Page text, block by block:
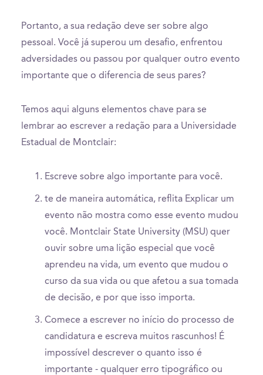
Portanto, a sua redação deve ser sobre algo
pessoal. Você já superou um desafio, enfrentou
adversidades ou passou por qualquer outro evento
importante que o diferencia de seus pares?
Temos aqui alguns elementos chave para se
lembrar ao escrever a redação para a Universidade
Estadual de Montclair:
Escreve sobre algo importante para você.
te de maneira automática, reflita Explicar um
evento não mostra como esse evento mudou
você. Montclair State University (MSU) quer
ouvir sobre uma lição especial que você
aprendeu na vida, um evento que mudou o
curso da sua vida ou que afetou a sua tomada
de decisão, e por que isso importa.
Comece a escrever no início do processo de
candidatura e escreva muitos rascunhos! É
impossível descrever o quanto isso é
importante - qualquer erro tipográfico ou